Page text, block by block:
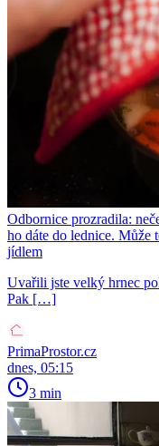
Odbornice prozradila:
ho dáte do lednice. Může
jídlem
Uvařili jste velký hrnec
Pak […]
PrimaProstor.cz
dnes, 05:15
3 min